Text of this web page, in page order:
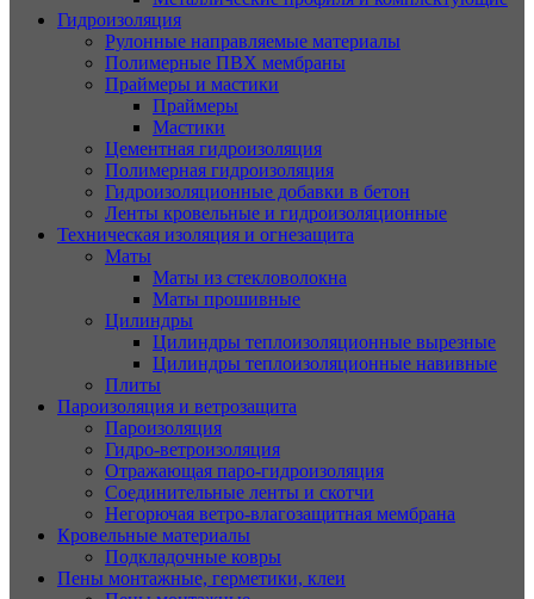
Гидроизоляция
Рулонные направляемые материалы
Полимерные ПВХ мембраны
Праймеры и мастики
Праймеры
Мастики
Цементная гидроизоляция
Полимерная гидроизоляция
Гидроизоляционные добавки в бетон
Ленты кровельные и гидроизоляционные
Техническая изоляция и огнезащита
Маты
Маты из стекловолокна
Маты прошивные
Цилиндры
Цилиндры теплоизоляционные вырезные
Цилиндры теплоизоляционные навивные
Плиты
Пароизоляция и ветрозащита
Пароизоляция
Гидро-ветроизоляция
Отражающая паро-гидроизоляция
Соединительные ленты и скотчи
Негорючая ветро-влагозащитная мембрана
Кровельные материалы
Подкладочные ковры
Пены монтажные, герметики, клеи